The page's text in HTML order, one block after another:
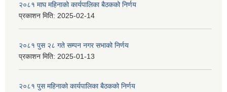
२०८१ माघ महिनाको कार्यपालिका बैठकको निर्णय
प्रकाशन मिति: 2025-02-14
२०८१ पुस २८ गते सम्प‍न नगर सभाको निर्णय
प्रकाशन मिति: 2025-01-13
२०८१ पुस महिनाको कार्यपालिका बैठकको निर्णय